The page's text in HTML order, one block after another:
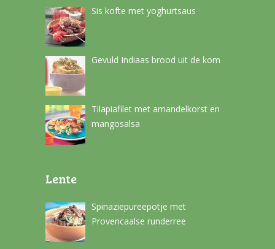
Sis kofte met yoghurtsaus
Gevuld Indiaas brood uit de kom
Tilapiafilet met amandelkorst en
mangosalsa
Lente
Spinaziepureepotje met
Provencaalse runderree